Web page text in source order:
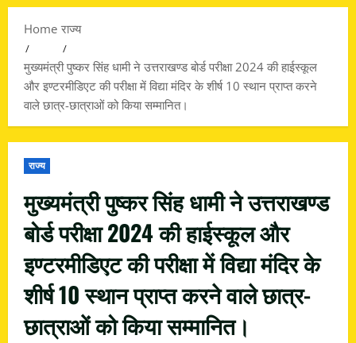
Home राज्य
मुख्यमंत्री पुष्कर सिंह धामी ने उत्तराखण्ड बोर्ड परीक्षा 2024 की हाईस्कूल
और इण्टरमीडिएट की परीक्षा में विद्या मंदिर के शीर्ष 10 स्थान प्राप्त करने
वाले छात्र-छात्राओं को किया सम्मानित।
राज्य
मुख्यमंत्री पुष्कर सिंह धामी ने उत्तराखण्ड
बोर्ड परीक्षा 2024 की हाईस्कूल और
इण्टरमीडिएट की परीक्षा में विद्या मंदिर के
शीर्ष 10 स्थान प्राप्त करने वाले छात्र-
छात्राओं को किया सम्मानित।